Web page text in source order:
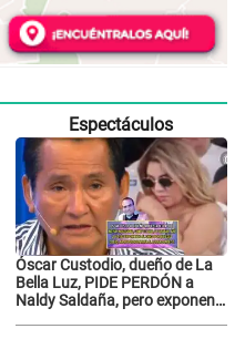
Espectáculos
Óscar Custodio, dueño de La
Bella Luz, PIDE PERDÓN a
Naldy Saldaña, pero exponen